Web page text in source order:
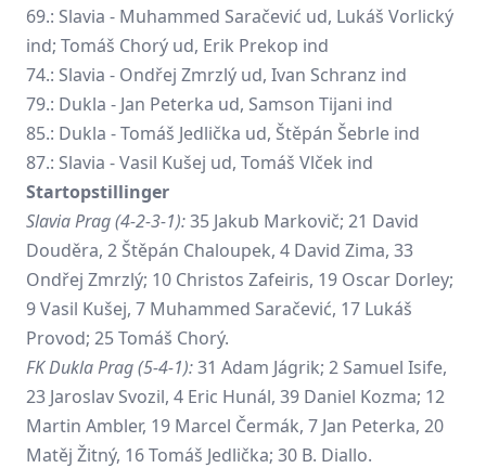
69.: Slavia - Muhammed Saračević ud, Lukáš Vorlický
ind; Tomáš Chorý ud, Erik Prekop ind
74.: Slavia - Ondřej Zmrzlý ud, Ivan Schranz ind
79.: Dukla - Jan Peterka ud, Samson Tijani ind
85.: Dukla - Tomáš Jedlička ud, Štěpán Šebrle ind
87.: Slavia -Vasil Kušej ud, Tomáš Vlček ind
Startopstillinger
Slavia Prag (4-2-3-1):35 Jakub Markovič; 21 David
Douděra, 2 Štěpán Chaloupek, 4 David Zima, 33
Ondřej Zmrzlý; 10 Christos Zafeiris, 19 Oscar Dorley;
9 Vasil Kušej, 7 Muhammed Saračević, 17 Lukáš
Provod; 25 Tomáš Chorý.
FK Dukla Prag (5-4-1):31 Adam Jágrik; 2 Samuel Isife,
23 Jaroslav Svozil, 4 Eric Hunál, 39 Daniel Kozma; 12
Martin Ambler, 19 Marcel Čermák, 7 Jan Peterka, 20
Matěj Žitný, 16 Tomáš Jedlička; 30 B. Diallo.